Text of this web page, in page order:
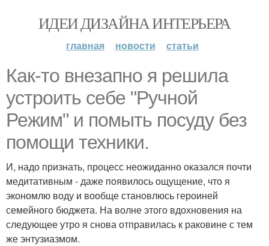
ИДЕИ ДИЗАЙНА ИНТЕРЬЕРА
главная новости статьи
Как-то внезапно я решила
устроить себе "Ручной
Режим" и помыть посуду без
помощи техники.
И, надо признать, процесс неожиданно оказался почти
медитативным - даже появилось ощущение, что я
экономлю воду и вообще становлюсь героиней
семейного бюджета. На волне этого вдохновения на
следующее утро я снова отправилась к раковине с тем
же энтузиазмом.